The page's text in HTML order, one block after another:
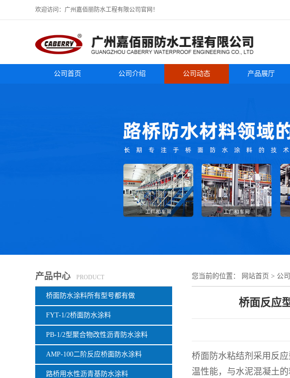
欢迎访问：广州嘉佰丽防水工程有限公司官网！
公司首页 公司介绍 公司动态 产品展厅
产品中心 PRODUCT
桥面防水涂料所有型号都有做
FYT-1/2桥面防水涂料
PB-1/2型聚合物改性沥青防水涂料
AMP-100二阶反应桥面防水涂料
路桥用水性沥青基防水涂料
您当前的位置： 网站首页 > 公
桥面反应
桥面防水粘结剂采用反
温性能，与水泥混凝土的